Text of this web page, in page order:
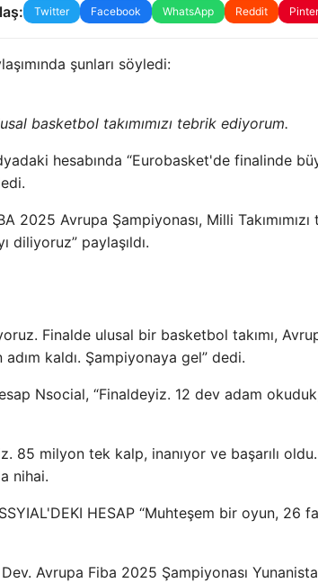
Twitter Facebook WhatsApp Reddit
şunları söyledi:
basketbol takımımızı tebrik ediyorum.
hesabında “Eurobasket'de finalinde
2025 Avrupa Şampiyonası, Milli Takımımızı
diliyoruz” paylaşıldı.
Finalde ulusal bir basketbol takımı,
kaldı. Şampiyonaya gel” dedi.
Nsocial, “Finaldeyiz. 12 dev adam
85 milyon tek kalp, inanıyor ve başarılı
nihai.
HESAP “Muhteşem bir oyun, 26
Avrupa Fiba 2025 Şampiyonası